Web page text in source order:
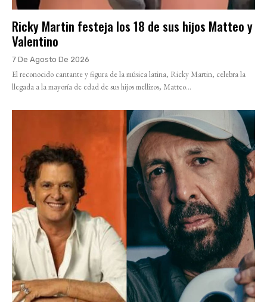
Ricky Martin festeja los 18 de sus hijos Matteo y
Valentino
7 De Agosto De 2026
El reconocido cantante y figura de la música latina, Ricky Martin, celebra la
llegada a la mayoría de edad de sus hijos mellizos, Matteo...